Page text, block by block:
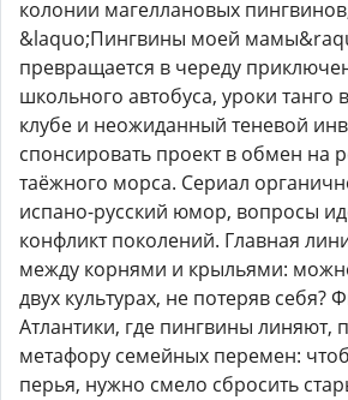
колонии магеллановых
&laquo;Пингвины моей
превращается в череду
школьного автобуса, уроки
клубе и неожиданный теневой
спонсировать проект в обмен на
таёжного морса. Сериал
испано-русский юмор, вопросы
конфликт поколений. Главная
между корнями и крыльями:
двух культурах, не потеряв себя?
Атлантики, где пингвины линяют,
метафору семейных перемен:
перья, нужно смело сбросить